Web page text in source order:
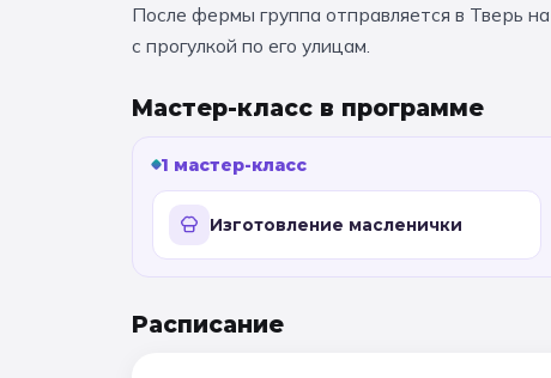
После фермы группа отправляется в Тверь
с прогулкой по его улицам.
Мастер-класс в программе
1 мастер-класс
Изготовление масленички
Расписание